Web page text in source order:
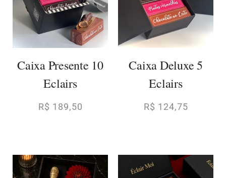
Caixa Presente 10
Eclairs
R$ 189,50
Caixa Deluxe 5
Eclairs
R$ 124,75